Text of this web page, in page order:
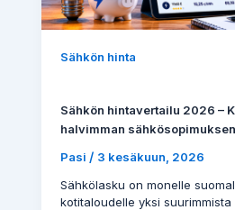
Sähkön hinta
Sähkön hintavertailu 2026 –
halvimman
Pasi / 3 kesäkuun, 2026
Sähkölasku on monelle
kotitaloudelle yksi